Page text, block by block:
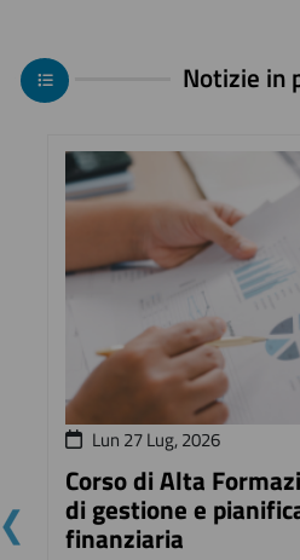
Notizie in
Lun 27 Lug, 2026
Corso di Alta
di gestione e
finanziaria